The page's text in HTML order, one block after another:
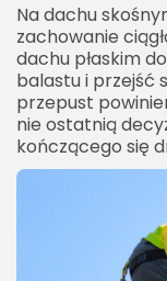
Na dachu
zachowanie
dachu płaskim
balastu i przejść
przepust
nie ostatnią
kończącego się